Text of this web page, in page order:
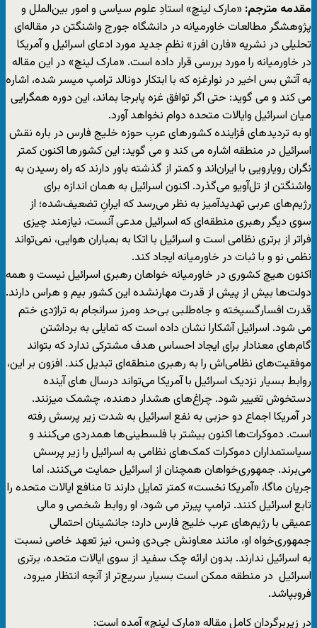
مقدمه مترجم: «مارک لینچ» استادِ علوم سیاسی و امور بین‌الملل و
پژوهشگر مطالعات خاورمیانه در دانشگاه جورج واشنگتن در مقاله‌ای
تحلیلی در نشریه «فارن افرز» نظمِ جدید مورد ادعای اسرائیل و آمریکا
در خاورمیانه را مورد بررسی قرار داده است. «مارک لینچ» در این مقاله
به آتش بس اخیر در نوارغزه که با ابتکار دونالد ترامپ میسر شده، اشاره
می کند و می گوید: حتی اگر توافق غزه پابرجا بماند، این دوره همگرایی
میان اسرائیل وایالات متحده دوام نخواهد آورد.
او به تردیدهای فزاینده کشور‌های عربِ حوزه خلیج فارس در باره نقش
اسرائیل در منطقه اشاره می کند و می گوید: این کشور‌ها اکنون کمتر
نگران رویارویی با ایران‌اند و کمتر از گذشته باور دارند که راه رسیدن به
واشنگتن از تل‌آویو می‌گذرد. اکنون اسرائیل به همان اندازه برای
رژیم‌های عربی تهدیدآمیز به نظر می‌رسد که ایرانِ تضعیف‌شده؛ از
سوی دیگر رهبری منطقه‌ای که اسرائیل مدعی آنست، نیازمند چیزی
فراتر از برتری نظامی است و اسرائیل با اتکا به بمباران هوایی، نمی‌تواند
نظمی نو و با ثبات در خاورمیانه ایجاد کند.
اکنون هیچ کشوری در خاورمیانه خواهان رهبری اسرائیل نیست و همه
دولت‌ها بیش از پیش از قدرت مهارنشده این کشور بیم و هراس دارند.
قدرت افسارگسیخته و جاه‌طلبی بی‌حد ‌و‌مرز سرانجام به تراژدی ختم
می شود. اسرائیل آشکارا نشان داده است که تمایلی به برداشتن
گام‌های معنادار برای ایجاد احساس هدف مشترکی ندارد که بتواند
موفقیت‌های نظامی‌اش را به رهبری منطقه‌ای تبدیل کند. افزون بر این،
روابط بسیار نزدیک اسرائیل با آمریکا می‌تواند درسال های آینده
دستخوش تغییر شود. چراغ‌های هشدار دهنده، چشمک میزنند.
در آمریکا اجماع دو حزبی به نفع اسرائیل به شدت زیر پرسش رفته
است. دموکرات‌ها اکنون بیشتر با فلسطینی‌ها همدردی می‌کنند و
سیاستمداران دموکرات کمک‌های نظامی به اسرائیل را زیر پرسش
می‌برند. جمهوری‌خواهان همچنان از اسرائیل حمایت می‌کنند، اما
جریان ماگا، «آمریکا نخست» کمتر تمایل دارند تا منافع ایالات متحده را
تابع اسرائیل کنند. ترامپ پیرتر می شود، او روابط شخصی و مالی
عمیقی با رژیم‌های عرب خلیج فارس دارد؛ جانشینان احتمالی
جمهوری‌خواه او، مانند معاونش جی‌دی ونس، نیز تعهد خاصی نسبت
به اسرائیل ندارند. بدون ارائه چک سفید از سوی ایالات متحده، برتری
اسرائیل در منطقه ممکن است بسیار سریع‌تر از آنچه انتظار میرود،
فروبپاشد.
در زیربرگردان کامل مقاله «مارک لینچ» آمده است: